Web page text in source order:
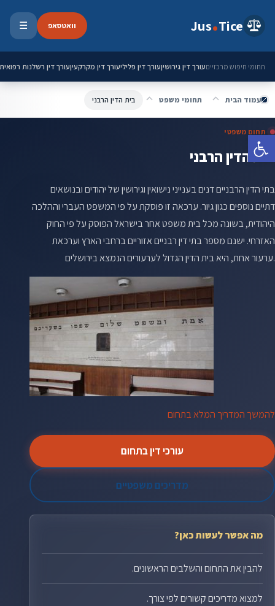
פתח סרגל נגישות
Jus Tice וואטסאפ ☰
תחומי חיפוש מרכזייםעורך דין גירושיןעורך דין פליליעורך דין מקרקעיןעורך דין רשלנות רפואית
עמוד הבית תחומי משפט בית הדין הרבני
תחום משפטי
בית הדין הרבני
בתי הדין הרבניים דנים בענייני נישואין וגירושין של יהודים ובנושאים
דתיים נוספים כגון גיור. ערכאה זו פוסקת על פי המשפט העברי וההלכה
היהודית, בשונה מכל בית משפט אחר בישראל הפוסק על פי החוק
האזרחי. ישנם מספר בתי דין רבניים אזוריים ברחבי הארץ וערכאת
ערעור אחת, היא בית הדין הגדול לערעורים הנמצא בירושלים.
להמשך המדריך המלא בתחום
עורכי דין בתחום
מדריכים משפטיים
מה אפשר לעשות כאן?
להבין את התחום והשלבים הראשונים.
למצוא מדריכים קשורים לפי צורך.